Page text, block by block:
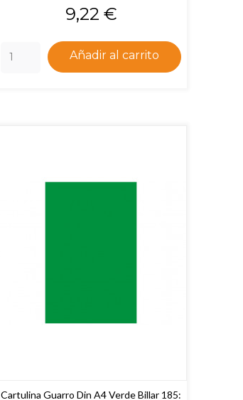
Precio
9,22 €
Añadir al carrito
Cartulina Guarro Din A4 Verde Billar 185: